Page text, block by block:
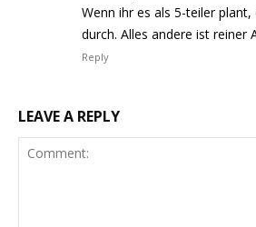
Wenn ihr es als 5-teiler
durch. Alles andere ist reiner
Reply
LEAVE A REPLY